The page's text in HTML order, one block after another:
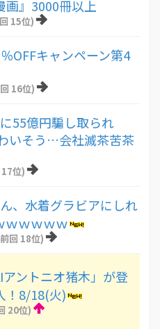
画』3000冊以上
15位)
OFFキャンペーン第4
16位)
55億円騙し取られ
いそう…会社滅茶苦茶
位)
、水着グラビアにしれ
ｗｗｗｗｗ
回 18位)
ントニオ猪木」が登
！8/18(火)
20位)